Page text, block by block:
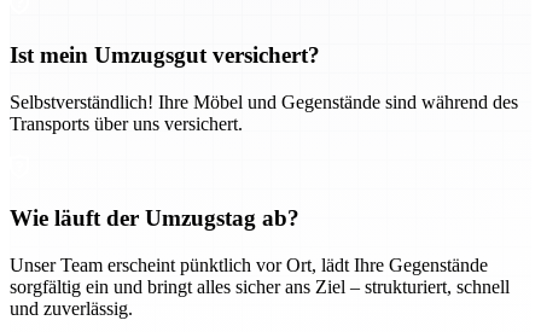
Ist mein Umzugsgut versichert?
Selbstverständlich! Ihre Möbel und Gegenstände sind während des
Transports über uns versichert.
Wie läuft der Umzugstag ab?
Unser Team erscheint pünktlich vor Ort, lädt Ihre Gegenstände
sorgfältig ein und bringt alles sicher ans Ziel – strukturiert, schnell
und zuverlässig.